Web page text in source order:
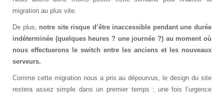
migration au plus vite.
De plus, notre site risque d’être inaccessible pendant une durée
indéterminée (quelques heures ? une journée ?) au moment où
nous effectuerons le switch entre les anciens et les nouveaux
serveurs.
Comme cette migration nous a pris au dépourvus, le design du site
restera assez simple dans un premier temps : une fois l’urgence